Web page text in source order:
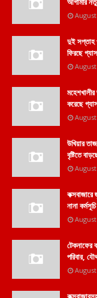
দুই সপ্তাহ
ফিরছে গ্যাস
করেছে
উখিয়ার
বৃষ্টিতে
নানা
পরিবার,